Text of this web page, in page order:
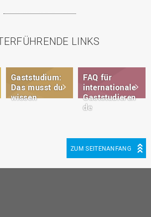
LINKS
Gaststudium:
Das musst du
wissen
FAQ für
internationale
Gaststudieren
de
ZUM SEITENANFANG